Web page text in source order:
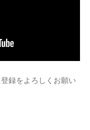
録をよろしくお願い